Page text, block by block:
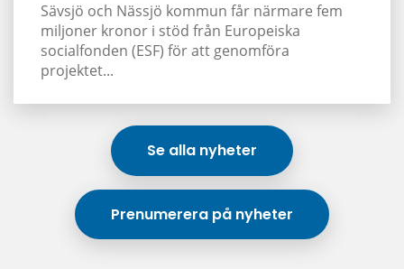
Sävsjö och Nässjö kommun får närmare fem
miljoner kronor i stöd från Europeiska
socialfonden (ESF) för att genomföra
projektet...
Se alla nyheter
Prenumerera på nyheter